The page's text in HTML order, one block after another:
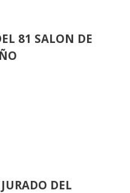
81 SALON DE
DEL